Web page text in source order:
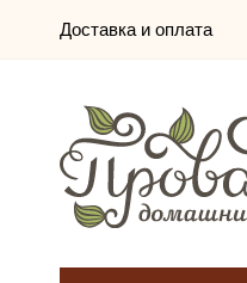
Доставка и оплата